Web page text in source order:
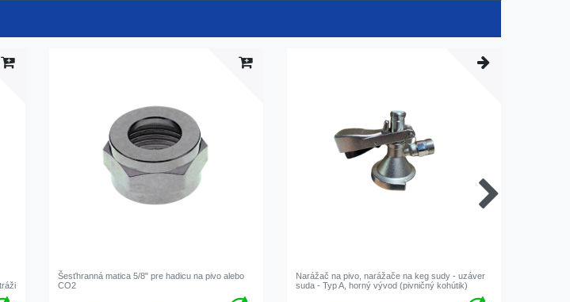
Šesťhranná matica 5/8" pre hadicu na pivo alebo
CO2
Narážač na pivo, narážače na keg sudy - uzáver
suda - Typ A, horný vývod (pivničný kohútik)